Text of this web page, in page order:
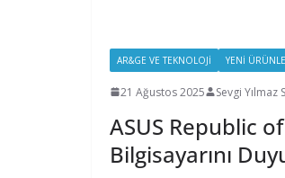
AR&GE VE TEKNOLOJI YENI
21 Ağustos 2025 Sevgi Yılmaz
ASUS Republic
Bilgisayarını